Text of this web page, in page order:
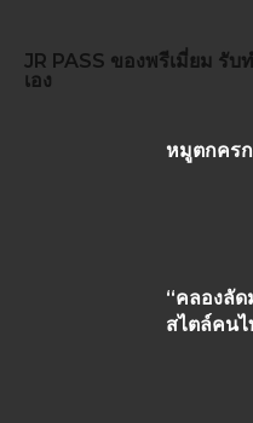
JR PASS ของพรีเมี่ยม รับ
เอง
หมูตกคร
“คลองลัด
สไตล์คนไ